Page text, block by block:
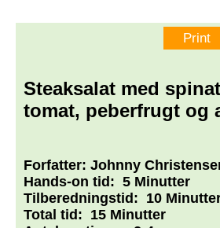
Print
Steaksalat med
tomat, peberfrugt og
Forfatter: Johnny
Hands-on tid: 5 Minutter
Tilberedningstid: 10
Total tid: 15 Minutter